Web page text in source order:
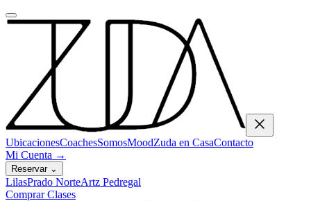
UbicacionesCoachesSomosMoodZuda en CasaContacto
Mi Cuenta →
Reservar ⌄
LilasPrado NorteArtz Pedregal
Comprar Clases